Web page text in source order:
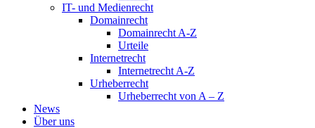
IT- und Medienrecht
Domainrecht
Domainrecht A-Z
Urteile
Internetrecht
Internetrecht A-Z
Urheberrecht
Urheberrecht von A – Z
News
Über uns